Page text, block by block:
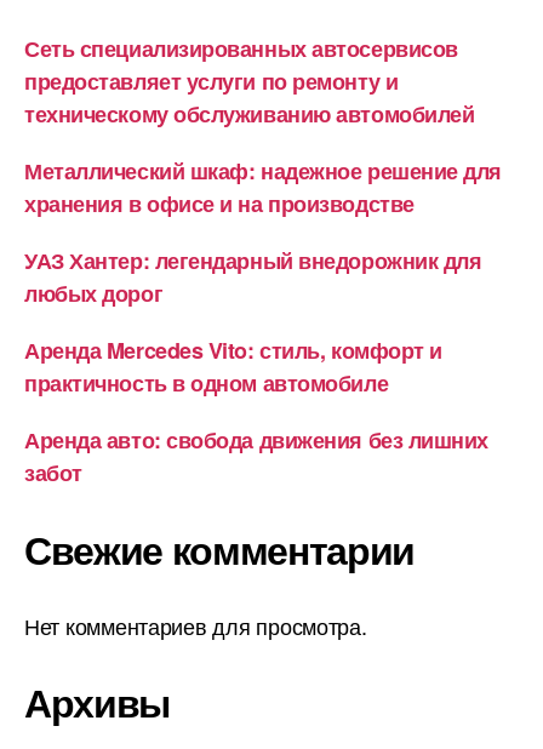
Сеть специализированных автосервисов
предоставляет услуги по ремонту и
техническому обслуживанию автомобилей
Металлический шкаф: надежное решение для
хранения в офисе и на производстве
УАЗ Хантер: легендарный внедорожник для
любых дорог
Аренда Mercedes Vito: стиль, комфорт и
практичность в одном автомобиле
Аренда авто: свобода движения без лишних
забот
Свежие комментарии
Нет комментариев для просмотра.
Архивы